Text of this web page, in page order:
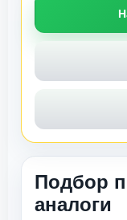
Подбор
аналоги